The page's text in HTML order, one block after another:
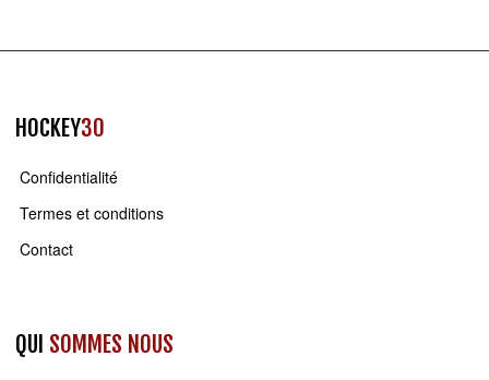
HOCKEY30
Confidentialité
Termes et conditions
Contact
QUI SOMMES NOUS